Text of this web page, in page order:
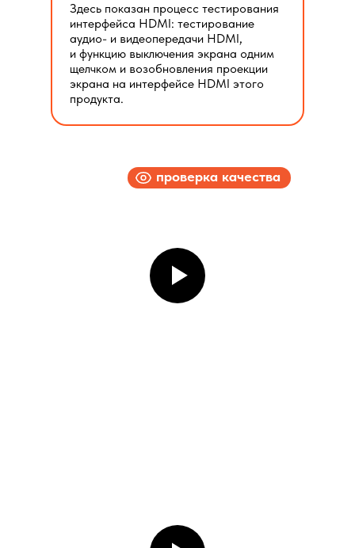
проверка качества
Здесь показан процесс тестирования
интерфейса HDMI: тестирование
аудио- и видеопередачи HDMI,
и функцию выключения экрана одним
щелчком и возобновления проекции
экрана на интерфейсе HDMI этого
продукта.